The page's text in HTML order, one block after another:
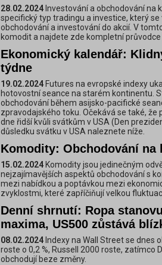
28.02.2024 Investování a obchodování
specifický typ tradingu a investice, který
obchodování a investování do akcií. V
komodit a najdete zde kompletní
Ekonomický kalendář:
týdne
19.02.2024 Futures na evropské indexy
hotovostní seance na starém kontinentu.
obchodování během asijsko-pacifické
zpravodajského toku. Očekává se také,
dne řidší kvůli svátkům v USA (Den
důsledku svátku v USA naleznete níže.
Komodity: Obchodování
15.02.2024 Komodity jsou jedinečným
nejzajímavějších aspektů obchodování s
mezi nabídkou a poptávkou mezi
zvyklostmi, které zapříčiňují velkou
Denní shrnutí: Ropa
maxima, US500 zůstává
08.02.2024 Indexy na Wall Street se dnes
roste o 0,2 %, Russell 2000 roste, zatímco
obchodují beze změny.